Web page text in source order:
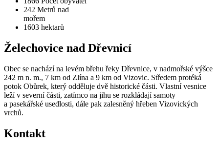
242 Metrů nad
mořem
1603 hektarů
Želechovice nad Dřevnicí
Obec se nachází na levém břehu řeky Dřevnice, v nadmořské výšce
242 m n. m., 7 km od Zlína a 9 km od Vizovic. Středem protéká
potok Obůrek, který odděluje dvě historické části. Vlastní vesnice
leží v severní části, zatímco na jihu se rozkládají samoty
a pasekářské usedlosti, dále pak zalesněný hřeben Vizovických
vrchů.
Kontakt